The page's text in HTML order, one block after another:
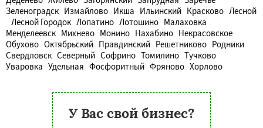
Зеленоградск Измайлово Икша Ильинский Красково Лесной
Лесной Городок Лопатино Лотошино Малаховка
Менделеевск Михнево Монино Нахабино Некрасовское
Обухово Октябрьский Правдинский Решетниково Родники
Свердловск Северный Софрино Томилино Тучково
Уваровка Удельная Фосфоритный Фряново Хорлово
У Вас свой бизнес?